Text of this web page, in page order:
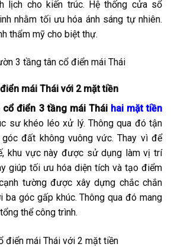
lịch cho kiến trúc. Hệ thống cửa sổ
nhằm tối ưu hóa ánh sáng tự nhiên.
thẩm mỹ cho biệt thự.
mái Thái với 2 mặt tiền
cổ điển 3 tầng mái Thái hai mặt tiền
sư khéo léo xử lý. Thông qua đó tận
đất không vuông vức. Thay vì để
khu vực này được sử dụng làm vị trí
giúp tối ưu hóa diện tích và tạo điểm
tường được xây dựng chắc chắn
ba góc gấp khúc. Thông qua đó mang
thể công trình.